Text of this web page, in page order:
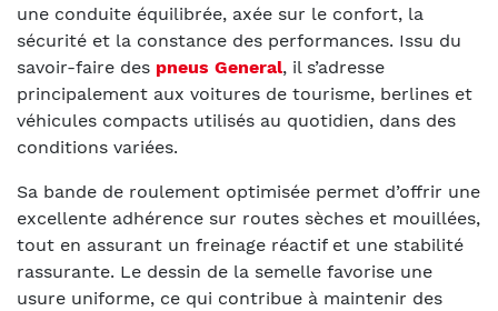
une conduite équilibrée, axée sur le confort, la
sécurité et la constance des performances. Issu du
savoir-faire des pneus General, il s’adresse
principalement aux voitures de tourisme, berlines et
véhicules compacts utilisés au quotidien, dans des
conditions variées.
Sa bande de roulement optimisée permet d’offrir une
excellente adhérence sur routes sèches et mouillées,
tout en assurant un freinage réactif et une stabilité
rassurante. Le dessin de la semelle favorise une
usure uniforme, ce qui contribue à maintenir des